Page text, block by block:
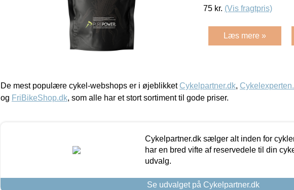
75 kr. (Vis fragtpris)
Læs mere »
De mest populære cykel-webshops er i øjeblikket Cykelpartner.dk,
og FriBikeShop.dk, som alle har et stort sortiment til gode priser.
Cykelpartner.dk sælger alt inden for
har en bred vifte af reservedele til din
udvalg.
Se udvalget på Cykelpartner.dk